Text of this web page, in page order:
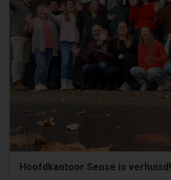
Hoofdkantoor Sense is verhuisd!